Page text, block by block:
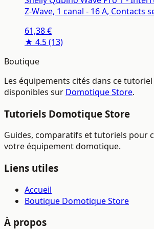
Z-Wave, 1 canal - 16 A, Contacts
requise
61,38 €
★ 4.5(13)
Boutique
Les équipements cités dans ce
disponibles sur Domotique Store.
Tutoriels Domotique Store
Guides, comparatifs et tutoriels pour
votre équipement domotique.
Liens utiles
Accueil
Boutique Domotique Store
À propos